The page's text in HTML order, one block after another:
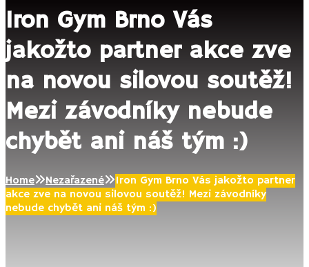
Iron Gym Brno Vás
jakožto partner akce zve
na novou silovou soutěž!
Mezi závodníky nebude
chybět ani náš tým :)
Home Nezařazené
Iron Gym Brno Vás jakožto partner
akce zve na novou silovou soutěž! Mezi závodníky
nebude chybět ani náš tým :)